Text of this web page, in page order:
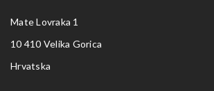
Mate Lovraka 1
10 410 Velika Gorica
Hrvatska